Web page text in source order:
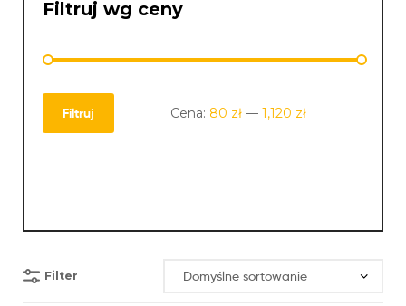
Filtruj wg ceny
Filtruj Cena: 80 zł —1,120 zł
Filter